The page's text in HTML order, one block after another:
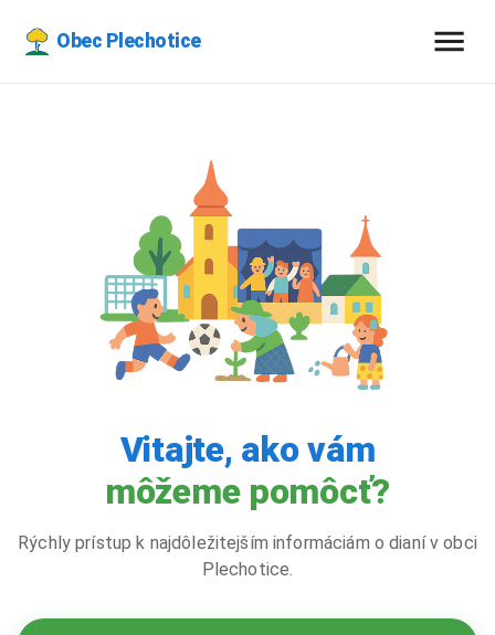
Obec Plechotice
Vitajte, ako vám
môžeme pomôcť?
Rýchly prístup k najdôležitejším informáciám o dianí v obci
Plechotice.